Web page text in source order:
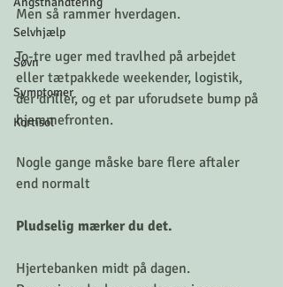
Selvhjælp
Søvn
Symptomer
Kortisol
Men så rammer hverdagen.
To-tre uger med travlhed på arbejdet
eller tætpakkede weekender, logistik,
der driller, og et par uforudsete bump på
hjemmefronten.
Nogle gange måske bare flere aftaler
end normalt
Pludselig mærker du det.
Hjertebanken midt på dagen.